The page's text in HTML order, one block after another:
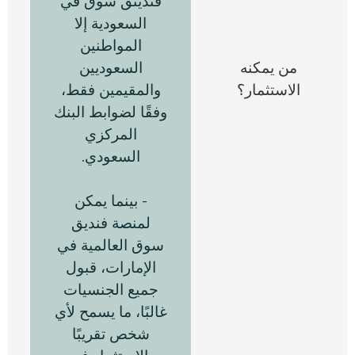
من يمكنه
الاستثمار؟
السعودية إلا
المواطنين
السعوديين
والمقيمين فقط،
وفقًا لضوابط البنك
المركزي
السعودي.
- بينما يمكن
لمنصة فنديق
سوق العالمية في
الإمارات، قبول
جميع الجنسيات
غالبًا، ما يسمح لأي
شخص تقريبًا